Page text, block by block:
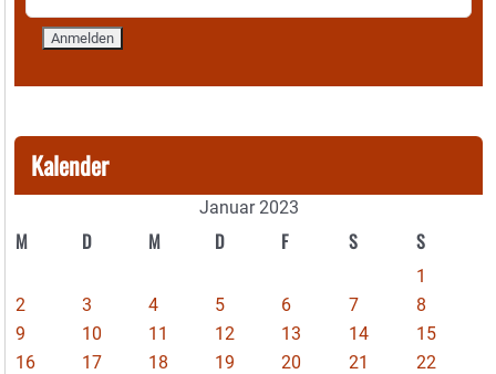
Kalender
Januar 2023
M D M D F S S
1
2
3 4 5 6 7
8
9
10 11 12 13 14
15
16
17 18 19 20 21
22